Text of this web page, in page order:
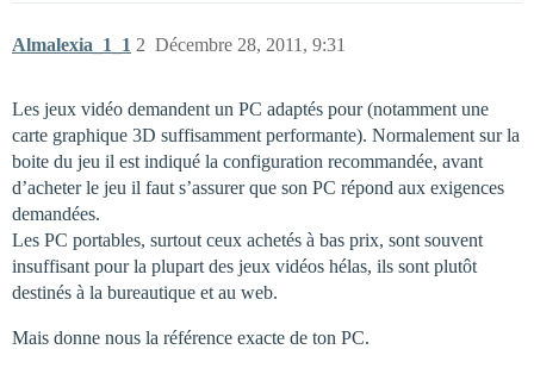
Almalexia_1_1 Décembre 28, 2011, 9:31
2
Les jeux vidéo demandent un PC adaptés pour (notamment une
carte graphique 3D suffisamment performante). Normalement sur la
boite du jeu il est indiqué la configuration recommandée, avant
d’acheter le jeu il faut s’assurer que son PC répond aux exigences
demandées.
Les PC portables, surtout ceux achetés à bas prix, sont souvent
insuffisant pour la plupart des jeux vidéos hélas, ils sont plutôt
destinés à la bureautique et au web.
Mais donne nous la référence exacte de ton PC.